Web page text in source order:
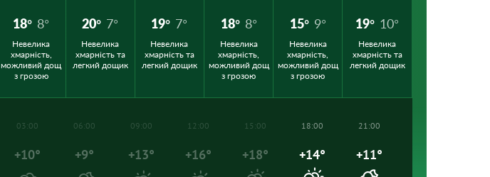
18° 8°
Невелика
хмарність,
можливий дощ
з грозою
20° 7°
Невелика
хмарність та
легкий дощик
19° 7°
Невелика
хмарність та
легкий дощик
18° 8°
Невелика
хмарність,
можливий дощ
з грозою
15° 9°
Невелика
хмарність,
можливий дощ
з грозою
19° 10°
Невелика
хмарність та
легкий дощик
03:00
+10°
06:00
+9°
09:00
+13°
12:00
+16°
15:00
+18°
18:00
+14°
21:00
+11°